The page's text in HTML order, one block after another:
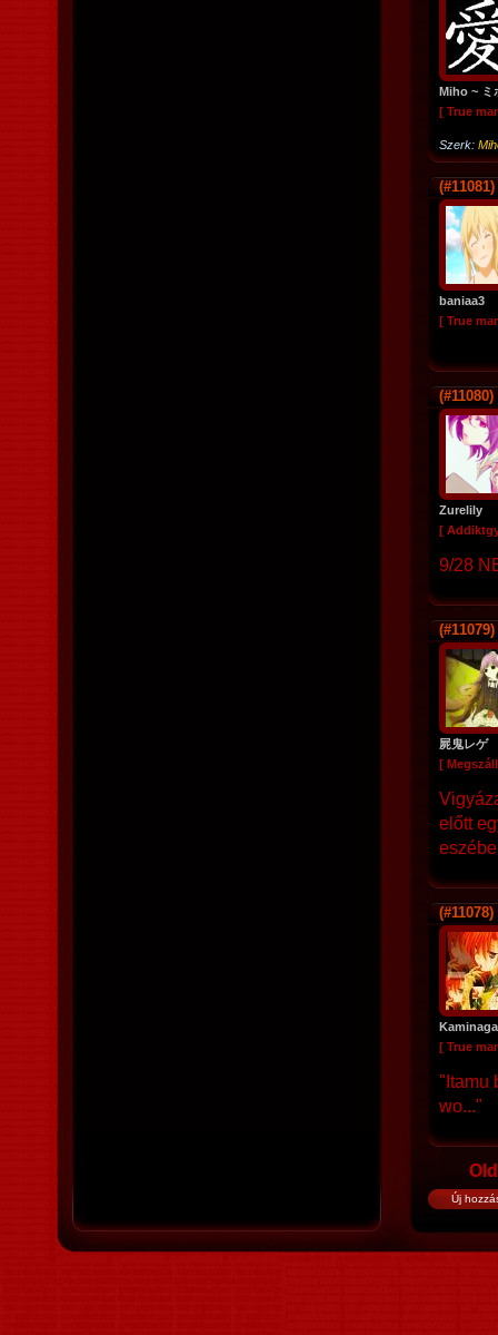
Miho ~ ミ
[ True
Szerk:
(#11081)
baniaa3
[ True
(#11080)
Zurelily
[
9/28
(#11079)
屍鬼レゲ
[
előtt
(#11078)
Kaminaga
[ True
"Itamu
wo..."